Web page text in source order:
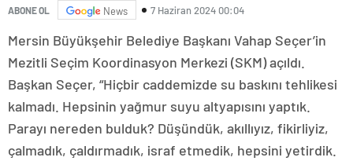
ABONE OL News 7 Haziran 2024 00:04
Mersin Büyükşehir Belediye Başkanı Vahap Seçer’in
Mezitli Seçim Koordinasyon Merkezi (SKM) açıldı.
Başkan Seçer, “Hiçbir caddemizde su baskını tehlikesi
kalmadı. Hepsinin yağmur suyu altyapısını yaptık.
Parayı nereden bulduk? Düşündük, akıllıyız, fikirliyiz,
çalmadık, çaldırmadık, israf etmedik, hepsini yetirdik.